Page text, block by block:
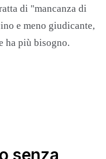
di "mancanza di
e meno giudicante,
ha più bisogno.
senza